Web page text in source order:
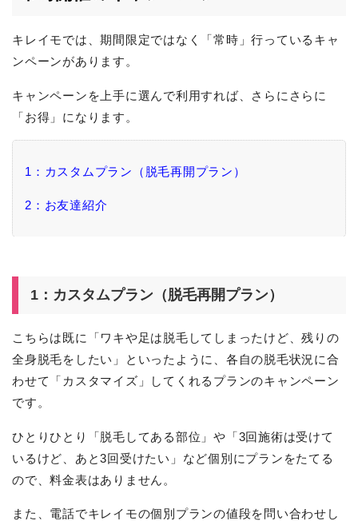
キレイモでは、期間限定ではなく「常時」行っているキャ
ンペーンがあります。
キャンペーンを上手に選んで利用すれば、さらにさらに
「お得」になります。
1：カスタムプラン（脱毛再開プラン）
2：お友達紹介
1：カスタムプラン（脱毛再開プラン）
こちらは既に「ワキや足は脱毛してしまったけど、残りの
全身脱毛をしたい」といったように、各自の脱毛状況に合
わせて「カスタマイズ」してくれるプランのキャンペーン
です。
ひとりひとり「脱毛してある部位」や「3回施術は受けて
いるけど、あと3回受けたい」など個別にプランをたてる
ので、料金表はありません。
また、電話でキレイモの個別プランの値段を問い合わせし